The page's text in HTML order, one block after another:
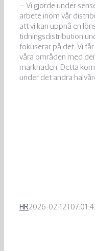
– Vi gjorde under
arbete inom vår
att vi kan uppnå en
tidningsdistribution
fokuserar på det. Vi
våra områden med
marknaden. Detta
under det andra
HR2026-02-